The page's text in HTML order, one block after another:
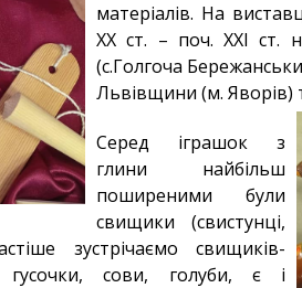
матеріалів. На
ХХ ст. – поч. ХХІ ст.
(с.Голгоча
Львівщини (м. Яворів)
Серед іграшок з
глини найбільш
поширеними були
свищики (свистунці,
зустрічаємо свищиків-
гусочки, сови, голуби, є і